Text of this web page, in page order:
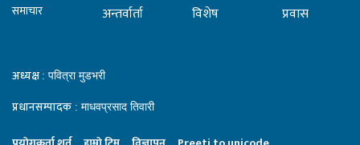
समाचार
अन्तर्वार्ता
विशेष
प्रवास
अध्यक्ष : पवित्रा मुडभरी
प्रधानसम्पादक : माधवप्रसाद तिवारी